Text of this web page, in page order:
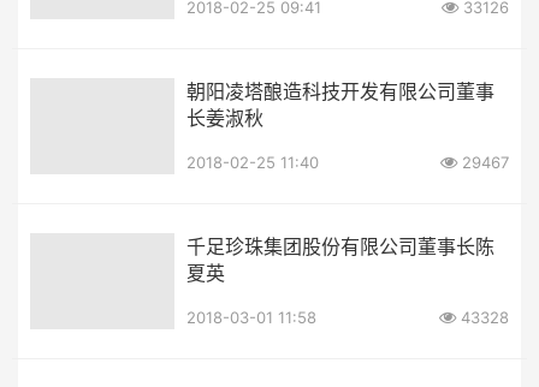
2018-02-25 09:41 33126
朝阳凌塔酿造科技开发有限公司董事
长姜淑秋
2018-02-25 11:40 29467
千足珍珠集团股份有限公司董事长陈
夏英
2018-03-01 11:58 43328